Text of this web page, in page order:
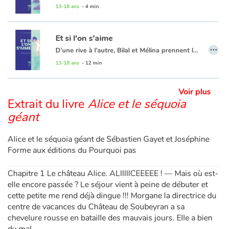
Blog
Actualités
Par thématique
Rencontres et témoignages
Autour de la lecture
Apprendre à lire
Livre audio
À lire en vis-à-vis de "
13-18 ans - 4 min
Et si l'on s'aime
D’une rive à l’autre, Bilal et Mélina prennent le temps de s’apprivoiser. Et s’ils choisissaient de s’aimer pour de bon ?
À lire en vis-à-vis de "
13-18 ans - 12 min
…
Voir plus
Extrait du livre Alice et le séquoia
géant
Alice et le séquoia géant de Sébastien Gayet et Joséphine
Forme aux éditions du Pourquoi pas
Chapitre 1 Le château Alice. ALIIIIICEEEEE ! — Mais où est-
elle encore passée ? Le séjour vient à peine de débuter et
cette petite me rend déjà dingue !!! Morgane la directrice du
centre de vacances du Château de Soubeyran a sa
chevelure rousse en bataille des mauvais jours. Elle a bien